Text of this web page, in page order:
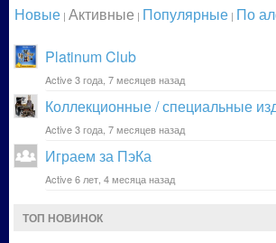
Новые | Активные | Популярные | По
Platinum Club
Active 3 года, 7 месяцев назад
Коллекционные / специальные
Active 3 года, 7 месяцев назад
Играем за ПэКа
Active 6 лет, 4 месяца назад
ТОП НОВИНОК